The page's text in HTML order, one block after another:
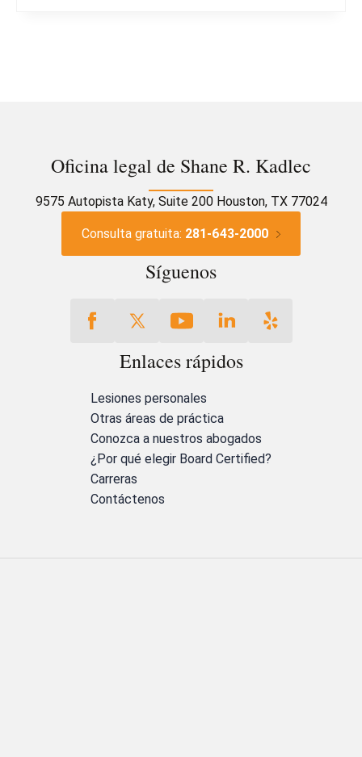
Oficina legal de Shane R. Kadlec
9575 Autopista Katy, Suite 200 Houston, TX 77024
Consulta gratuita: 281-643-2000
Síguenos
Enlaces rápidos
Lesiones personales
Otras áreas de práctica
Conozca a nuestros abogados
¿Por qué elegir Board Certified?
Carreras
Contáctenos